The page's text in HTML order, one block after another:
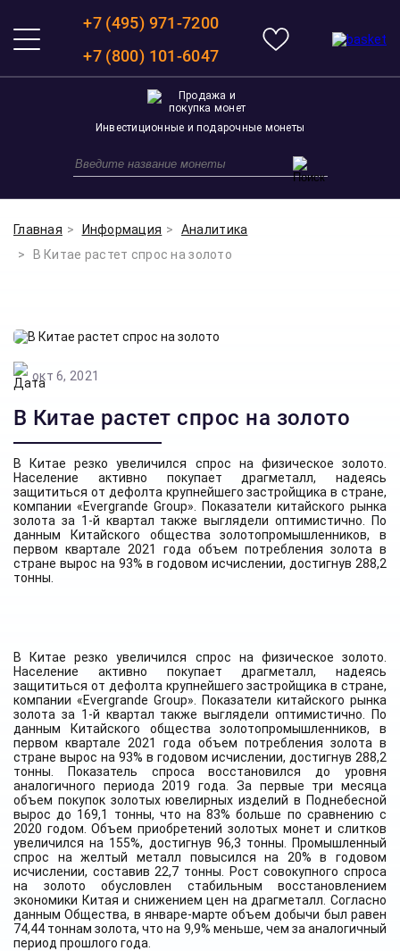
+7 (495) 971-7200
+7 (800) 101-6047
Инвестиционные и подарочные монеты
Главная Информация
Аналитика
В Китае растет спрос на золото
окт 6, 2021
В Китае растет спрос на золото
В Китае резко увеличился спрос на физическое золото.
Население активно покупает драгметалл, надеясь
защититься от дефолта крупнейшего застройщика в стране,
компании «Evergrande Group». Показатели китайского рынка
золота за 1-й квартал также выглядели оптимистично. По
данным Китайского общества золотопромышленников, в
первом квартале 2021 года объем потребления золота в
стране вырос на 93% в годовом исчислении, достигнув 288,2
тонны.
В Китае резко увеличился спрос на физическое золото.
Население активно покупает драгметалл, надеясь
защититься от дефолта крупнейшего застройщика в стране,
компании «Evergrande Group». Показатели китайского рынка
золота за 1-й квартал также выглядели оптимистично. По
данным Китайского общества золотопромышленников, в
первом квартале 2021 года объем потребления золота в
стране вырос на 93% в годовом исчислении, достигнув 288,2
тонны. Показатель спроса восстановился до уровня
аналогичного периода 2019 года. За первые три месяца
объем покупок золотых ювелирных изделий в Поднебесной
вырос до 169,1 тонны, что на 83% больше по сравнению с
2020 годом. Объем приобретений золотых монет и слитков
увеличился на 155%, достигнув 96,3 тонны. Промышленный
спрос на желтый металл повысился на 20% в годовом
исчислении, составив 22,7 тонны. Рост совокупного спроса
на золото обусловлен стабильным восстановлением
экономики Китая и снижением цен на драгметалл. Согласно
данным Общества, в январе-марте объем добычи был равен
74,44 тоннам золота, что на 9,9% меньше, чем за аналогичный
период прошлого года.